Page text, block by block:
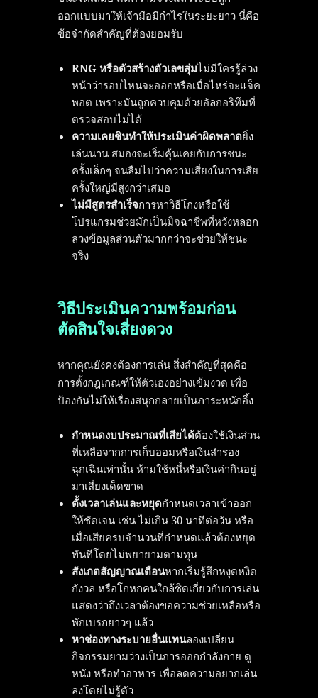
ออกแบบมาให้เจ้ามือมีกำไรในระยะยาว นี่คือ
ข้อจำกัดสำคัญที่ต้องยอมรับ
RNG หรือตัวสร้างตัวเลขสุ่มไม่มีใครรู้ล่วง
หน้าว่ารอบไหนจะออกหรือเมื่อไหร่จะแจ็ค
พอต เพราะมันถูกควบคุมด้วยอัลกอริทึมที่
ตรวจสอบไม่ได้
ความเคยชินทำให้ประเมินค่าผิดพลาดยิ่ง
เล่นนาน สมองจะเริ่มคุ้นเคยกับการชนะ
ครั้งเล็กๆ จนลืมไปว่าความเสี่ยงในการเสีย
ครั้งใหญ่มีสูงกว่าเสมอ
ไม่มีสูตรสำเร็จการหาวิธีโกงหรือใช้
โปรแกรมช่วยมักเป็นมิจฉาชีพที่หวังหลอก
ลวงข้อมูลส่วนตัวมากกว่าจะช่วยให้ชนะ
จริง
วิธีประเมินความพร้อมก่อน
ตัดสินใจเสี่ยงดวง
หากคุณยังคงต้องการเล่น สิ่งสำคัญที่สุดคือ
การตั้งกฎเกณฑ์ให้ตัวเองอย่างเข้มงวด เพื่อ
ป้องกันไม่ให้เรื่องสนุกกลายเป็นภาระหนักอึ้ง
กำหนดงบประมาณที่เสียได้ต้องใช้เงินส่วน
ที่เหลือจากการเก็บออมหรือเงินสำรอง
ฉุกเฉินเท่านั้น ห้ามใช้หนี้หรือเงินค่ากินอยู่
มาเสี่ยงเด็ดขาด
ตั้งเวลาเล่นและหยุดกำหนดเวลาเข้าออก
ให้ชัดเจน เช่น ไม่เกิน 30 นาทีต่อวัน หรือ
เมื่อเสียครบจำนวนที่กำหนดแล้วต้องหยุด
ทันทีโดยไม่พยายามตามทุน
สังเกตสัญญาณเตือนหากเริ่มรู้สึกหงุดหงิด
กังวล หรือโกหกคนใกล้ชิดเกี่ยวกับการเล่น
แสดงว่าถึงเวลาต้องขอความช่วยเหลือหรือ
พักเบรกยาวๆ แล้ว
หาช่องทางระบายอื่นแทนลองเปลี่ยน
กิจกรรมยามว่างเป็นการออกกำลังกาย ดู
หนัง หรือทำอาหาร เพื่อลดความอยากเล่น
ลงโดยไม่รู้ตัว